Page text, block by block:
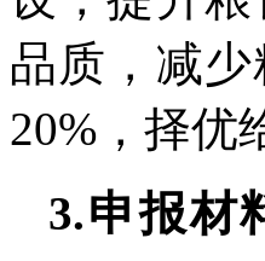
品质，减
20%，择优
3.申报材